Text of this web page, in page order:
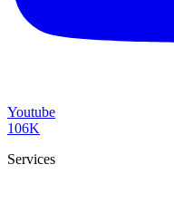
Youtube
106K
Services